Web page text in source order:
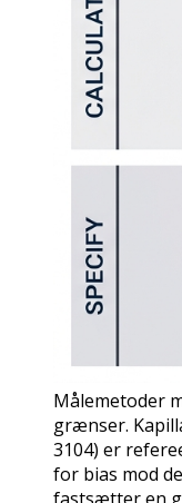
Målemetoder
grænser.
3104) er
for bias mod